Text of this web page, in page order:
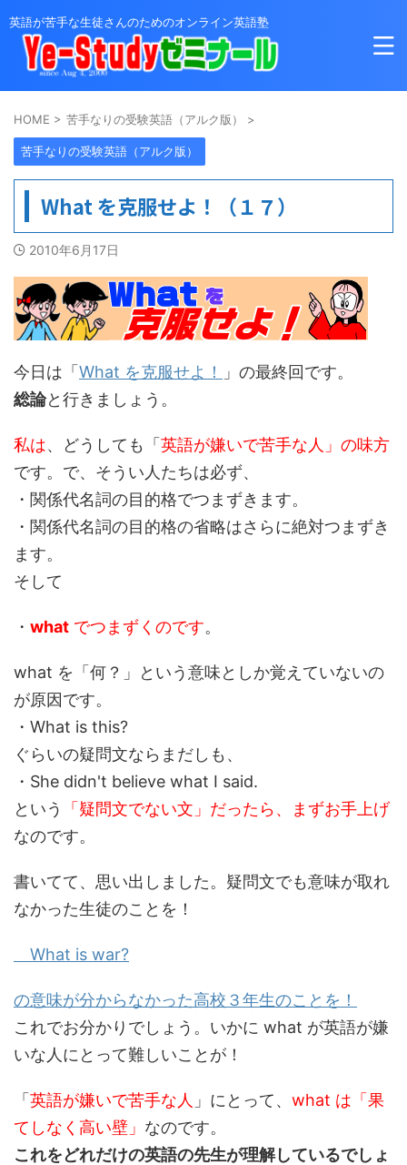
英語が苦手な生徒さんのためのオンライン英語塾
HOME > 苦手なりの受験英語（アルク版） >
苦手なりの受験英語（アルク版）
What を克服せよ！（１７）
2010年6月17日
今日は「 What を克服せよ！
」の最終回です。
総論と行きましょう。
私は、どうしても「 英語が嫌いで苦手な人」の味方
です。で、そうい人たちは必ず、
・関係代名詞の目的格でつまずきます。
・関係代名詞の目的格の省略はさらに絶対つまずき
ます。
そして
・ what でつまずくのです。
what を「何？」という意味としか覚えていないの
が原因です。
・What is this?
ぐらいの疑問文ならまだしも、
・She didn't believe what I said.
という
「疑問文でない文」だったら、まずお手上げ
なのです。
書いてて、思い出しました。疑問文でも意味が取れ
なかった生徒のことを！
What is war?
の意味が分からなかった高校３年生のことを！
これでお分かりでしょう。いかに what が英語が嫌
いな人にとって難しいことが！
「 英語が嫌いで苦手な人 」にとって、 what は「果
てしなく高い壁」 なのです。
これをどれだけの英語の先生が理解しているでしょ